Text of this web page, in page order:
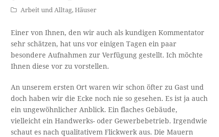
Arbeit und Alltag,Häuser
Einer von Ihnen, den wir auch als kundigen Kommentator
sehr schätzen, hat uns vor einigen Tagen ein paar
besondere Aufnahmen zur Verfügung gestellt. Ich möchte
Ihnen diese vor zu vorstellen.
An unserem ersten Ort waren wir schon öfter zu Gast und
doch haben wir die Ecke noch nie so gesehen. Es ist ja auch
ein ungewöhnlicher Anblick. Ein flaches Gebäude,
vielleicht ein Handwerks- oder Gewerbebetrieb. Irgendwie
schaut es nach qualitativem Flickwerk aus. Die Mauern